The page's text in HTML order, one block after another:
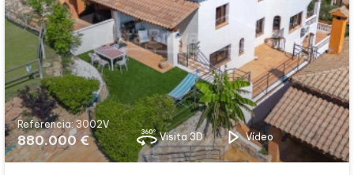
Referencia: 3002V
880.000 € Visita 3D Vídeo